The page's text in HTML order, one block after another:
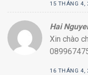
15 THÁNG 4,
Hai
Xin chào
16 THÁNG 4,